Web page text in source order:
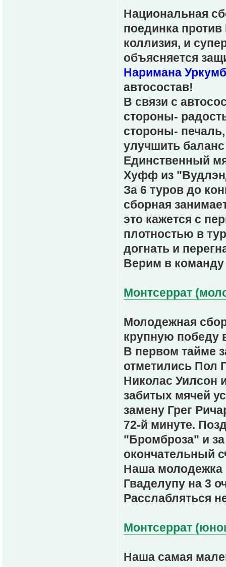
Национальная
поединка
коллизия, и
объясняется
Наримана
автосостав!
В связи с
стороны-
стороны-
улучшить
Единственный
Хуфф из
За 6 туров до
сборная
это кажется с
плотностью в
догнать и
Верим в команду
Монтсеррат
Молодежная
крупную победу
В первом тайме
отметились Пол
Николас Уилсон
забитых мячей
замену Грег
72-й минуте.
"Бромброза" и
окончательный
Наша молодежка
Гваделупу на 3
Расслабляться
Монтсеррат
Наша самая